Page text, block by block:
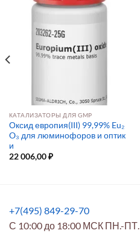
КАТАЛИЗАТОРЫ ДЛЯ GMP
Оксид европия(III) 99,99% Eu₂
O₃ для люминофоров и оптик
и
22 006,00₽
+7(495) 849-29-70
С 10:00 до 18:00 МСК ПН.-ПТ.